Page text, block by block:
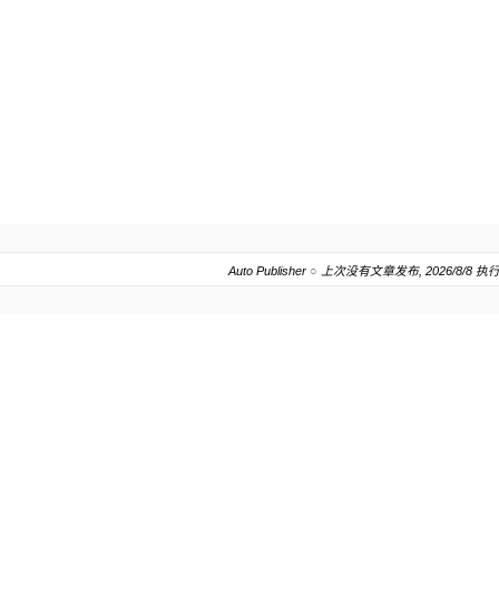
Auto Publisher ○ 上次没有文章发布, 2026/8/8 执